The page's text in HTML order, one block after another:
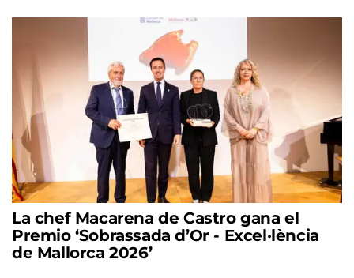
La chef Macarena de Castro gana el
Premio ‘Sobrassada d’Or - Excel·lència
de Mallorca 2026’